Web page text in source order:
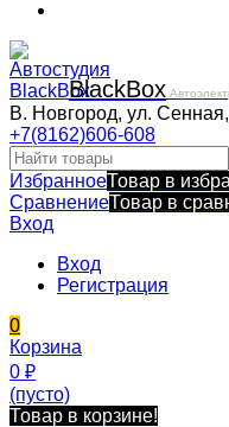
BlackBox
В. Новгород, ул.
+7(8162)606-608
ИзбранноеТовар в
СравнениеТовар в
Вход
Вход
Регистрация
0
Корзина
0 ₽
(пусто)
Товар в корзине!